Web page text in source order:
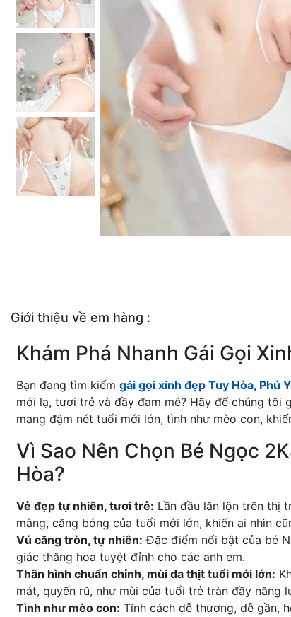
Giới thiệu về em hàng :
Khám Phá Nhanh Gái Gọi
Bạn đang tìm kiếm gái gọi xinh đẹp Tuy Hòa, Phú
mới lạ, tươi trẻ và đầy đam mê? Hãy để chúng tôi
mang đậm nét tuổi mới lớn, tình như mèo con,
Vì Sao Nên Chọn Bé Ngọc
Hòa?
Vẻ đẹp tự nhiên, tươi trẻ: Lần đầu lăn lộn trên thị
màng, căng bóng của tuổi mới lớn, khiến ai nhìn
Vú căng tròn, tự nhiên: Đặc điểm nổi bật của bé
giác thăng hoa tuyệt đỉnh cho các anh em.
Thân hình chuẩn chỉnh, mùi da thịt tuổi mới lớn:
mát, quyến rũ, như mùi của tuổi trẻ tràn đầy năng
Tình như mèo con: Tính cách dễ thương, dễ gần,